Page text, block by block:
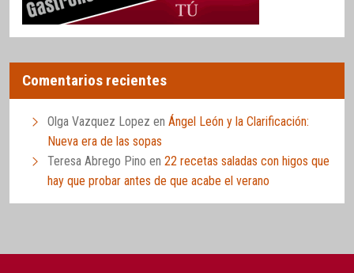
Comentarios recientes
Olga Vazquez Lopez en Ángel León y la Clarificación:
Nueva era de las sopas
Teresa Abrego Pino en 22 recetas saladas con higos que
hay que probar antes de que acabe el verano